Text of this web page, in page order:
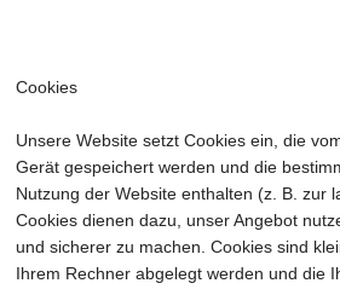
Cookies
Unsere Website setzt Cookies ein, die
Gerät gespeichert werden und die
Nutzung der Website enthalten (z. B. zur
Cookies dienen dazu, unser Angebot
und sicherer zu machen. Cookies sind
Ihrem Rechner abgelegt werden und die